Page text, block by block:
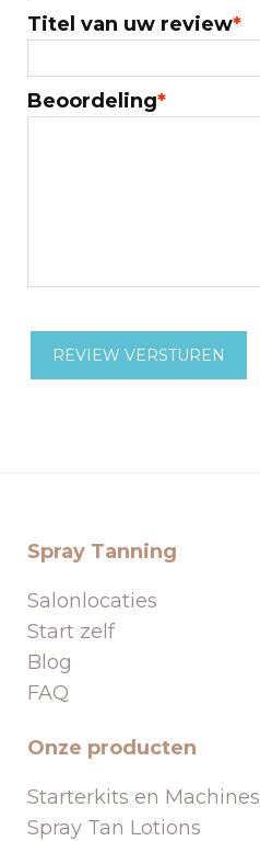
*
Titel van uw review
*
Beoordeling
REVIEW VERSTUREN
Spray Tanning
Salonlocaties
Start zelf
Blog
FAQ
Onze producten
Starterkits en Machines
Spray Tan Lotions